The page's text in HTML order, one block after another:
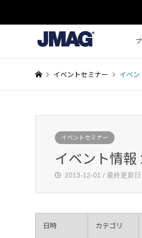
イベントセミナー イベン
イベントセミナー
イベント情報
2013-12-01 / 最終更新
日時 カテゴリ